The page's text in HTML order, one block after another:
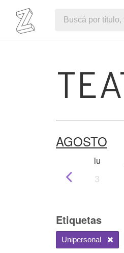
AGOSTO
lu
3
Etiquetas
Unipersonal